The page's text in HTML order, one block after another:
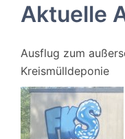
Aktuelle
Ausflug zum
Kreismülldeponie